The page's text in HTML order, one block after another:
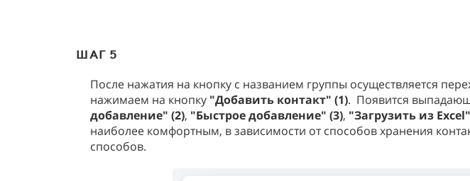
ШАГ 5
После нажатия на кнопку с названием группы осуществляется
нажимаем на кнопку "Добавить контакт" (1). Появится
добавление" (2), "Быстрое добавление" (3), "Загрузить из
наиболее комфортным, в зависимости от способов хранения
способов.